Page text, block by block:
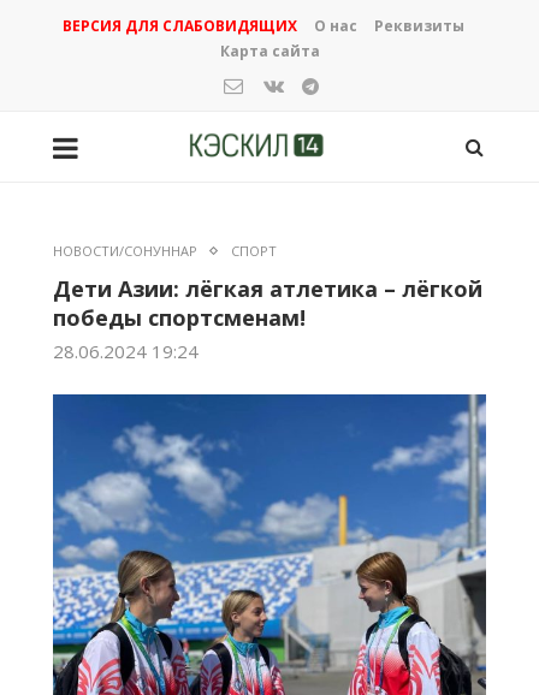
ВЕРСИЯ ДЛЯ СЛАБОВИДЯЩИХ О нас
Реквизиты
Карта сайта
НОВОСТИ/СОНУННАР СПОРТ
Дети Азии: лёгкая атлетика – лёгкой
победы спортсменам!
28.06.2024 19:24